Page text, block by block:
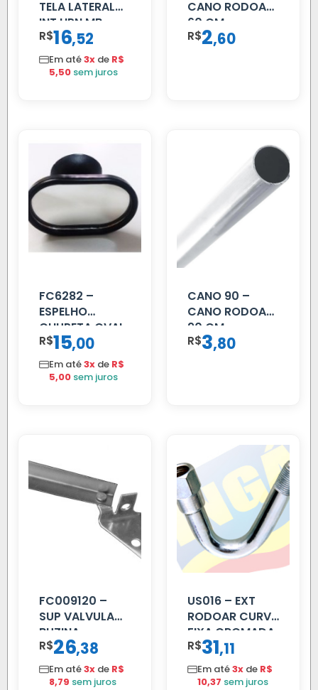
TELA LATERAL
INT HPN MB
709/MB 1618 LD
TELA
R$16,52
Em até3x de R$
5,50 sem juros
CANO RODOAR
60 CM
R$2,60
FC6282 –
ESPELHO
CHUPETA OVAL
R$15,00
Em até3x de R$
5,00 sem juros
CANO 90 –
CANO RODOAR
90 CM
R$3,80
FC009120 –
SUP VALVULA
BUZINA
C/ALAVANCA
R$26,38
Em até3x de R$
8,79 sem juros
US016 – EXT
RODOAR CURVA
FIXA CROMADA
R$31,11
Em até3x de R$
10,37 sem juros